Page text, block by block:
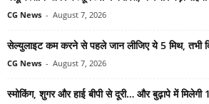
CG News - August 7, 2026
सेल्युलाइट कम करने से पहले जान लीजिए ये 5 मिथ, तभी
CG News - August 7, 2026
स्मोकिंग, शुगर और हाई बीपी से दूरी… और बुढ़ापे में मिलेगी